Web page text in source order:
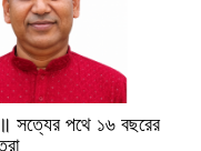
সত্যের পথে ১৬ বছরের